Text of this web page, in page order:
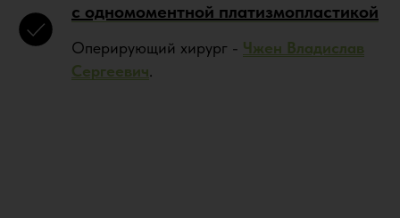
с одномоментной платизмопластикой
Оперирующий хирург - Чжен Владислав
Сергеевич.